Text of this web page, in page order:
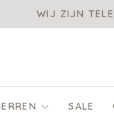
WIJ ZIJN
SALE